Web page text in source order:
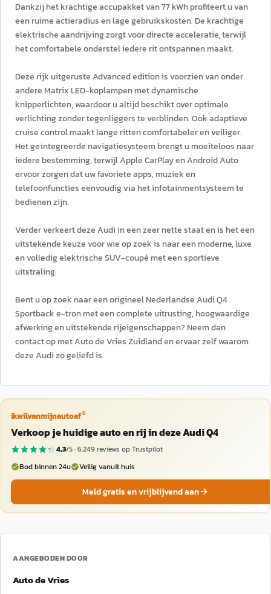
Dankzij het krachtige accupakket van 77 kWh profiteert u van
een ruime actieradius en lage gebruikskosten. De krachtige
elektrische aandrijving zorgt voor directe acceleratie, terwijl
het comfortabele onderstel iedere rit ontspannen maakt.
Deze rijk uitgeruste Advanced edition is voorzien van onder
andere Matrix LED-koplampen met dynamische
knipperlichten, waardoor u altijd beschikt over optimale
verlichting zonder tegenliggers te verblinden. Ook adaptieve
cruise control maakt lange ritten comfortabeler en veiliger.
Het geïntegreerde navigatiesysteem brengt u moeiteloos naar
iedere bestemming, terwijl Apple CarPlay en Android Auto
ervoor zorgen dat uw favoriete apps, muziek en
telefoonfuncties eenvoudig via het infotainmentsysteem te
bedienen zijn.
Verder verkeert deze Audi in een zeer nette staat en is het een
uitstekende keuze voor wie op zoek is naar een moderne, luxe
en volledig elektrische SUV-coupé met een sportieve
uitstraling.
Bent u op zoek naar een origineel Nederlandse Audi Q4
Sportback e-tron met een complete uitrusting, hoogwaardige
afwerking en uitstekende rijeigenschappen? Neem dan
contact op met Auto de Vries Zuidland en ervaar zelf waarom
deze Audi zo geliefd is.
ikwilvanmijnautoaf®
Verkoop je huidige auto en rij in deze Audi Q4
4,3/5 ·6.249reviews op Trustpilot
Bod binnen 24u
Veilig vanuit huis
Meld gratis en vrijblijvend aan
AANGEBODEN DOOR
Auto de Vries